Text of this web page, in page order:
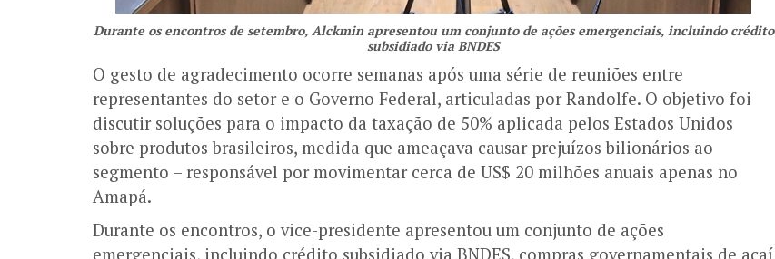
Durante os encontros de setembro, Alckmin apresentou um conjunto de ações emergenciais, incluindo crédito
subsidiado via BNDES
O gesto de agradecimento ocorre semanas após uma série de reuniões entre
representantes do setor e o Governo Federal, articuladas por Randolfe. O objetivo foi
discutir soluções para o impacto da taxação de 50% aplicada pelos Estados Unidos
sobre produtos brasileiros, medida que ameaçava causar prejuízos bilionários ao
segmento – responsável por movimentar cerca de US$ 20 milhões anuais apenas no
Amapá.
Durante os encontros, o vice-presidente apresentou um conjunto de ações
emergenciais, incluindo crédito subsidiado via BNDES, compras governamentais de açaí